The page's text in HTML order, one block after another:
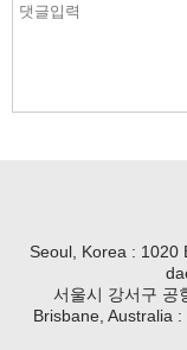
Seoul, Korea : 1020
서울시 강서구 공
Brisbane, Australia